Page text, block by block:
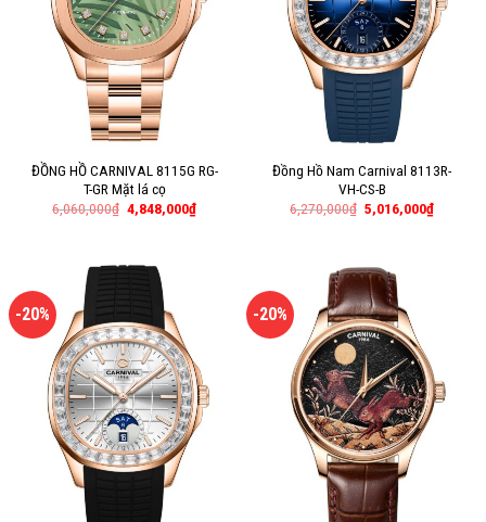
ĐỒNG HỒ CARNIVAL 8115G RG-
T-GR Mặt lá cọ
6,060,000₫ 4,848,000₫
Đồng Hồ Nam Carnival 8113R-
VH-CS-B
6,270,000₫ 5,016,000₫
-20% -20%